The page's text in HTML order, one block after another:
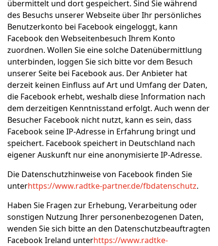
übermittelt und dort gespeichert. Sind Sie während
des Besuchs unserer Webseite über Ihr persönliches
Benutzerkonto bei Facebook eingeloggt, kann
Facebook den Webseitenbesuch Ihrem Konto
zuordnen. Wollen Sie eine solche Datenübermittlung
unterbinden, loggen Sie sich bitte vor dem Besuch
unserer Seite bei Facebook aus. Der Anbieter hat
derzeit keinen Einfluss auf Art und Umfang der Daten,
die Facebook erhebt, weshalb diese Information nach
dem derzeitigen Kenntnisstand erfolgt. Auch wenn der
Besucher Facebook nicht nutzt, kann es sein, dass
Facebook seine IP-Adresse in Erfahrung bringt und
speichert. Facebook speichert in Deutschland nach
eigener Auskunft nur eine anonymisierte IP-Adresse.
Die Datenschutzhinweise von Facebook finden Sie
unterhttps://www.radtke-partner.de/fbdatenschutz.
Haben Sie Fragen zur Erhebung, Verarbeitung oder
sonstigen Nutzung Ihrer personenbezogenen Daten,
wenden Sie sich bitte an den Datenschutzbeauftragten
Facebook Ireland unterhttps://www.radtke-